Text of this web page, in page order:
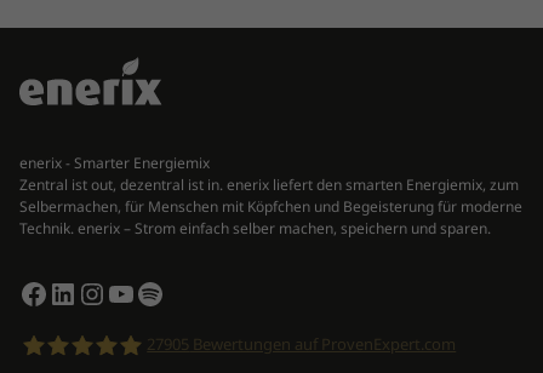
enerix - Smarter Energiemix
Zentral ist out, dezentral ist in. enerix liefert den smarten Energiemix, zum
Selbermachen, für Menschen mit Köpfchen und Begeisterung für moderne
Technik. enerix – Strom einfach selber machen, speichern und sparen.
Facebook
LinkedIn
Instagram
YouTube
Spotify
27905Bewertungen auf ProvenExpert.com